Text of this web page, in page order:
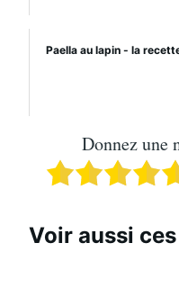
Paella au lapin - la
Donnez une
Voir aussi